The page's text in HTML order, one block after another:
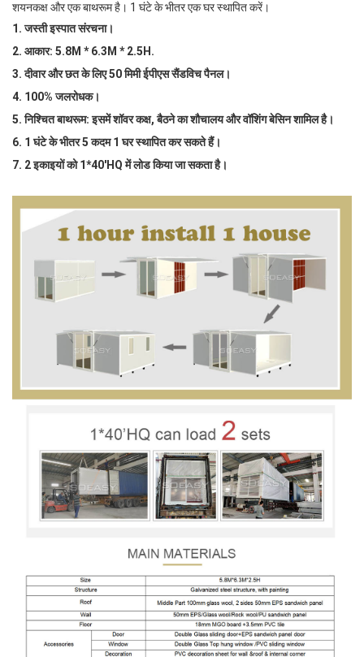
शयनकक्ष और एक बाथरूम है। 1 घंटे के भीतर एक घर स्थापित करें।
1. जस्ती इस्पात संरचना।
2. आकार: 5.8M * 6.3M * 2.5H.
3. दीवार और छत के लिए 50 मिमी ईपीएस सैंडविच पैनल।
4. 100% जलरोधक।
5. निश्चित बाथरूम: इसमें शॉवर कक्ष, बैठने का शौचालय और वॉशिंग बेसिन शामिल है।
6. 1 घंटे के भीतर 5 कदम 1 घर स्थापित कर सकते हैं।
7. 2 इकाइयों को 1*40'HQ में लोड किया जा सकता है।